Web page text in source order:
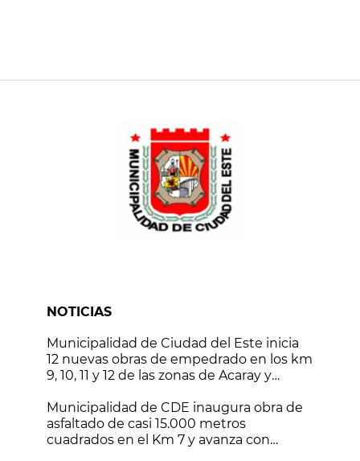
NOTICIAS
Municipalidad de Ciudad del Este inicia
12 nuevas obras de empedrado en los km
9, 10, 11 y 12 de las zonas de Acaray y
Municipalidad de CDE inaugura obra de
asfaltado de casi 15.000 metros
cuadrados en el Km 7 y avanza con